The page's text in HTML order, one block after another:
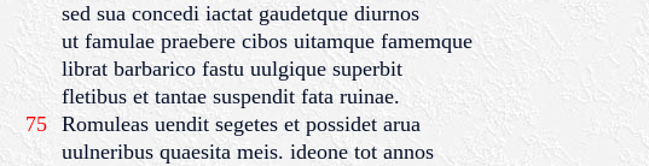
sed sua concedi iactat gaudetque diurnos
ut famulae praebere cibos uitamque famemque
librat barbarico fastu uulgique superbit
fletibus et tantae suspendit fata ruinae.
75 Romuleas uendit segetes et possidet arua
uulneribus quaesita meis. ideone tot annos